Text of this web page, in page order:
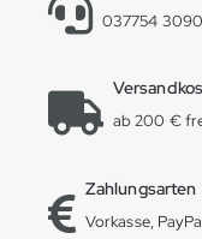
037754 3090
ab 200 €
Zahlungsarten
Vorkasse,